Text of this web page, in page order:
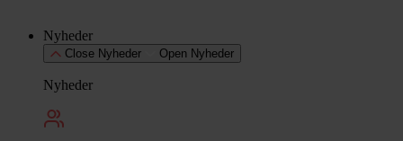
Nyheder
Close Nyheder Open Nyheder
Nyheder